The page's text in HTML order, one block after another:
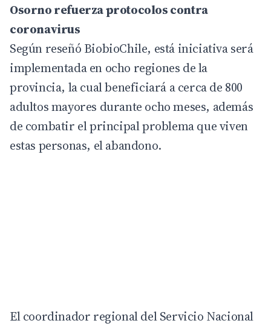
Osorno refuerza protocolos contra
coronavirus
Según reseñó BiobioChile, está iniciativa será
implementada en ocho regiones de la
provincia, la cual beneficiará a cerca de 800
adultos mayores durante ocho meses, además
de combatir el principal problema que viven
estas personas, el abandono.
El coordinador regional del Servicio Nacional